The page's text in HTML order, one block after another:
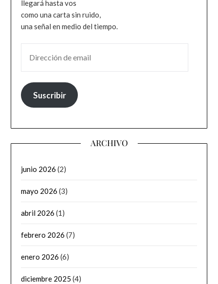
llegará hasta vos
como una carta sin ruido,
una señal en medio del tiempo.
Suscribir
ARCHIVO
junio 2026 (2)
mayo 2026 (3)
abril 2026 (1)
febrero 2026 (7)
enero 2026 (6)
diciembre 2025 (4)